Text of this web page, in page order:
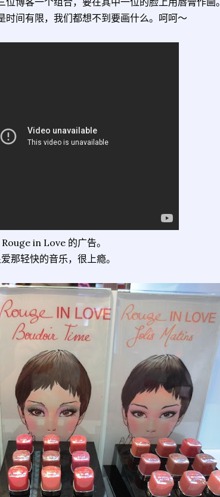
时间有限，我们都想不到要画什么。呵呵～
Rouge in Love 的广告。
那轻快的音乐，很上瘾。